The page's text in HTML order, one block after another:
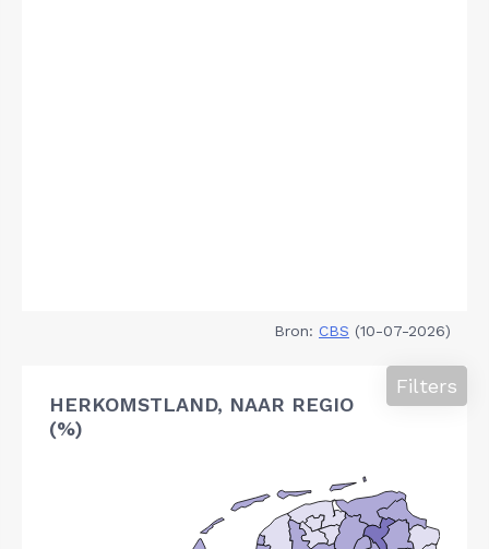
Bron: CBS (10-07-2026)
HERKOMSTLAND, NAAR REGIO
(%)
Filters